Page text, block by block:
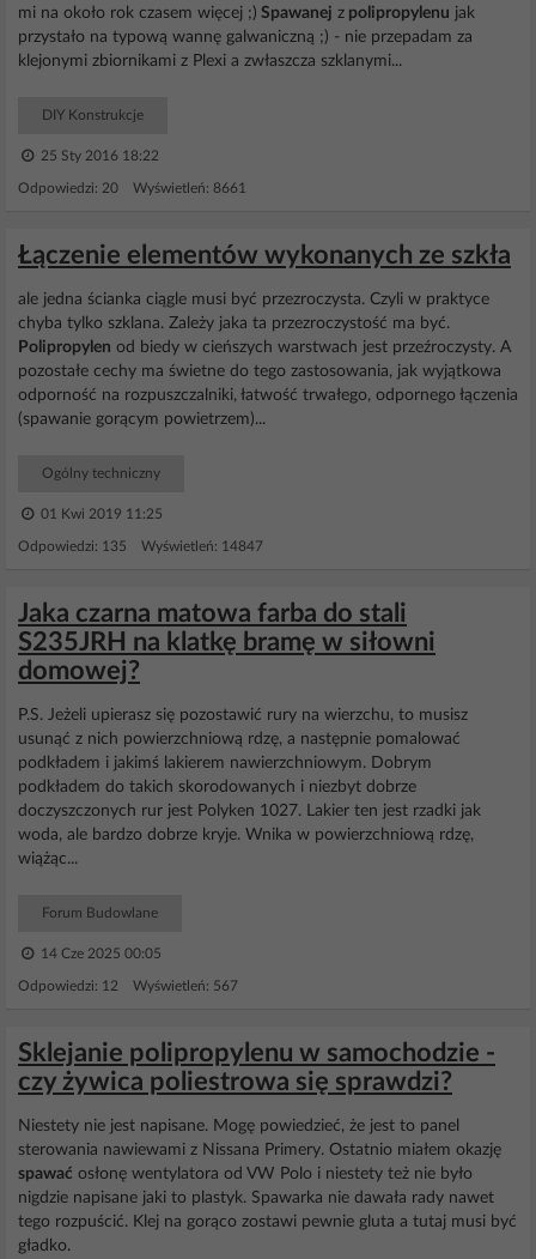
mi na około rok czasem więcej ;) Spawanej z polipropylenu jak
przystało na typową wannę galwaniczną ;) - nie przepadam za
klejonymi zbiornikami z Plexi a zwłaszcza szklanymi...
DIY Konstrukcje
25 Sty 2016 18:22
Odpowiedzi: 20 Wyświetleń: 8661
Łączenie elementów wykonanych ze szkła
ale jedna ścianka ciągle musi być przezroczysta. Czyli w praktyce
chyba tylko szklana. Zależy jaka ta przezroczystość ma być.
Polipropylen od biedy w cieńszych warstwach jest przeźroczysty. A
pozostałe cechy ma świetne do tego zastosowania, jak wyjątkowa
odporność na rozpuszczalniki, łatwość trwałego, odpornego łączenia
(spawanie gorącym powietrzem)...
Ogólny techniczny
01 Kwi 2019 11:25
Odpowiedzi: 135 Wyświetleń: 14847
Jaka czarna matowa farba do stali
S235JRH na klatkę bramę w siłowni
domowej?
P.S. Jeżeli upierasz się pozostawić rury na wierzchu, to musisz
usunąć z nich powierzchniową rdzę, a następnie pomalować
podkładem i jakimś lakierem nawierzchniowym. Dobrym
podkładem do takich skorodowanych i niezbyt dobrze
doczyszczonych rur jest Polyken 1027. Lakier ten jest rzadki jak
woda, ale bardzo dobrze kryje. Wnika w powierzchniową rdzę,
wiążąc...
Forum Budowlane
14 Cze 2025 00:05
Odpowiedzi: 12 Wyświetleń: 567
Sklejanie polipropylenu w samochodzie -
czy żywica poliestrowa się sprawdzi?
Niestety nie jest napisane. Mogę powiedzieć, że jest to panel
sterowania nawiewami z Nissana Primery. Ostatnio miałem okazję
spawać osłonę wentylatora od VW Polo i niestety też nie było
nigdzie napisane jaki to plastyk. Spawarka nie dawała rady nawet
tego rozpuścić. Klej na gorąco zostawi pewnie gluta a tutaj musi być
gładko.